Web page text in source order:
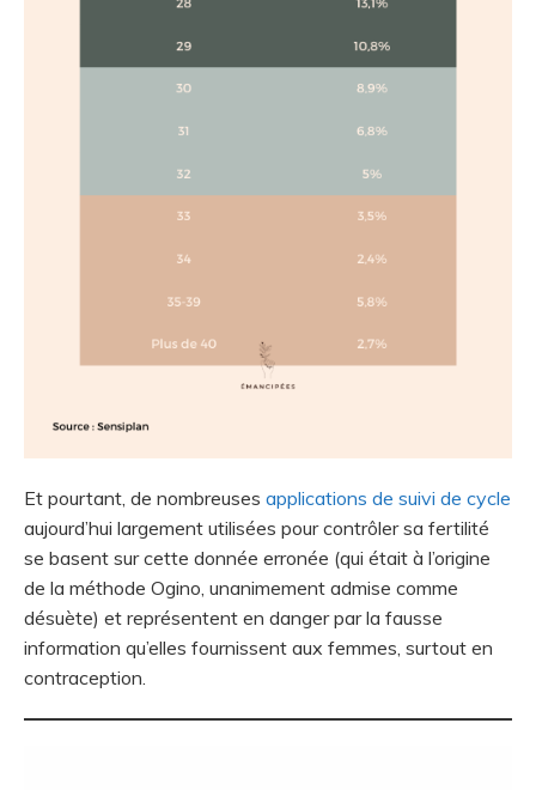
Et pourtant, de nombreuses applications de suivi de cycle
aujourd’hui largement utilisées pour contrôler sa fertilité
se basent sur cette donnée erronée (qui était à l’origine
de la méthode Ogino, unanimement admise comme
désuète) et représentent en danger par la fausse
information qu’elles fournissent aux femmes, surtout en
contraception.